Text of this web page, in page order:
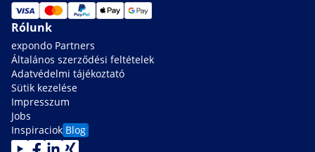
Rólunk
expondo Partners
Általános szerződési feltételek
Adatvédelmi tájékoztató
Sütik kezelése
Impresszum
Jobs
Inspiraciok Blog